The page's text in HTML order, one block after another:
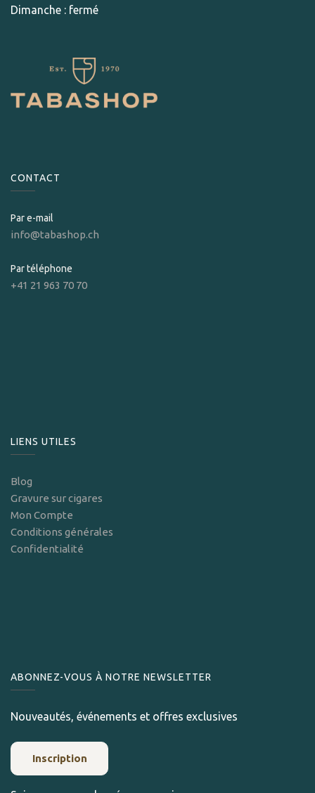
Dimanche : fermé
CONTACT
Par e-mail
info@tabashop.ch
Par téléphone
+41 21 963 70 70
LIENS UTILES
Blog
Gravure sur cigares
Mon Compte
Conditions générales
Confidentialité
ABONNEZ-VOUS À NOTRE NEWSLETTER
Nouveautés, événements et offres exclusives
Inscription